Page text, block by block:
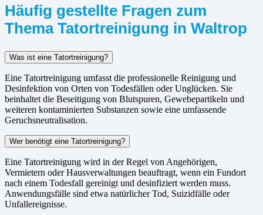
Häufig gestellte Fragen zum
Thema Tatortreinigung in Waltrop
Was ist eine Tatortreinigung?
Eine Tatortreinigung umfasst die professionelle Reinigung und
Desinfektion von Orten von Todesfällen oder Unglücken. Sie
beinhaltet die Beseitigung von Blutspuren, Gewebepartikeln und
weiteren kontaminierten Substanzen sowie eine umfassende
Geruchsneutralisation.
Wer benötigt eine Tatortreinigung?
Eine Tatortreinigung wird in der Regel von Angehörigen,
Vermietern oder Hausverwaltungen beauftragt, wenn ein Fundort
nach einem Todesfall gereinigt und desinfiziert werden muss.
Anwendungsfälle sind etwa natürlicher Tod, Suizidfälle oder
Unfallereignisse.